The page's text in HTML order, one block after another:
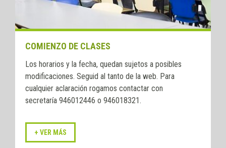
COMIENZO DE CLASES
Los horarios y la fecha, quedan sujetos a posibles
modificaciones. Seguid al tanto de la web. Para
cualquier aclaración rogamos contactar con
secretaría 946012446 o 946018321.